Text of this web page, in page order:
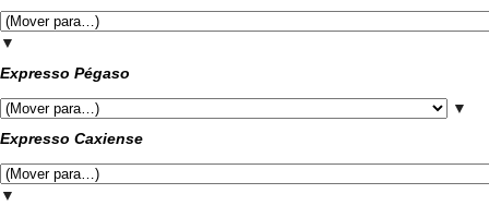
▼
Expresso Pégaso
▼
Expresso Caxiense
▼